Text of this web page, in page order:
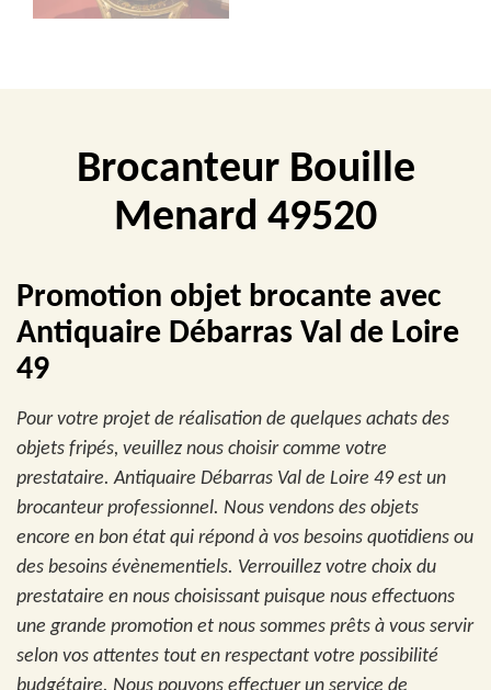
Brocanteur Bouille
Menard 49520
Promotion objet brocante avec
Antiquaire Débarras Val de Loire
49
Pour votre projet de réalisation de quelques achats des
objets fripés, veuillez nous choisir comme votre
prestataire. Antiquaire Débarras Val de Loire 49 est un
brocanteur professionnel. Nous vendons des objets
encore en bon état qui répond à vos besoins quotidiens ou
des besoins évènementiels. Verrouillez votre choix du
prestataire en nous choisissant puisque nous effectuons
une grande promotion et nous sommes prêts à vous servir
selon vos attentes tout en respectant votre possibilité